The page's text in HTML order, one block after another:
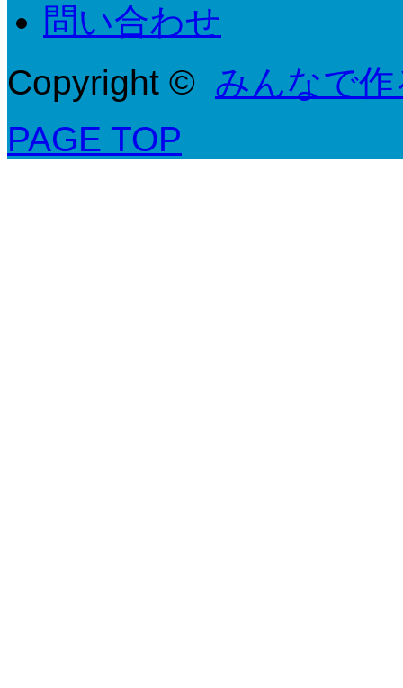
問い合わせ
Copyright © みんなで
PAGE TOP